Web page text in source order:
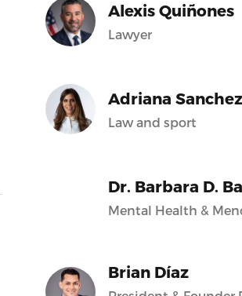
Alexis Quiñones
Lawyer
Adriana Sanchez
Law and sport
Dr. Barbara D.
Mental Health &
Brian Díaz